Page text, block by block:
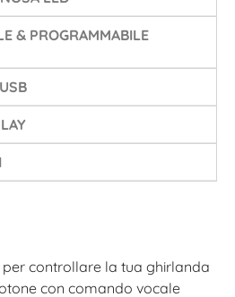
& PROGRAMMABILE
controllare la tua ghirlanda
con comando vocale